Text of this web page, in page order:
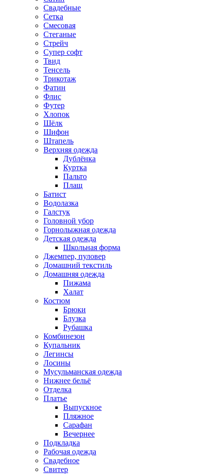
Свадебные
Сетка
Смесовая
Стеганые
Стрейч
Супер софт
Твид
Тенсель
Трикотаж
Фатин
Флис
Футер
Хлопок
Шёлк
Шифон
Штапель
Верхняя одежда
Дублёнка
Куртка
Пальто
Плащ
Батист
Водолазка
Галстук
Головной убор
Горнолыжная одежда
Детская одежда
Школьная форма
Джемпер, пуловер
Домашний текстиль
Домашняя одежда
Пижама
Халат
Костюм
Брюки
Блузка
Рубашка
Комбинезон
Купальник
Легинсы
Лосины
Мусульманская одежда
Нижнее бельё
Отделка
Платье
Выпускное
Пляжное
Сарафан
Вечернее
Подкладка
Рабочая одежда
Свадебное
Свитер